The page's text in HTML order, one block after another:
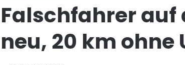
Falschfahrer auf
neu, 20 km ohne